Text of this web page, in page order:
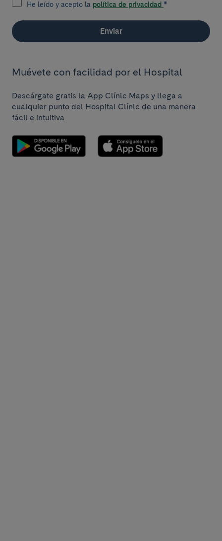
He leído y acepto la política de privacidad *
Enviar
Muévete con facilidad por el Hospital
Descárgate gratis la App Clínic Maps y llega a
cualquier punto del Hospital Clínic de una manera
fácil e intuitiva